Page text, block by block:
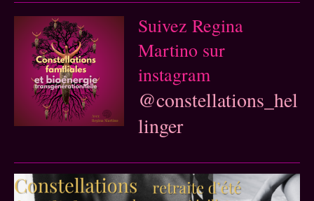
Suivez Regina
Martino sur
instagram
@constellations_hel
linger